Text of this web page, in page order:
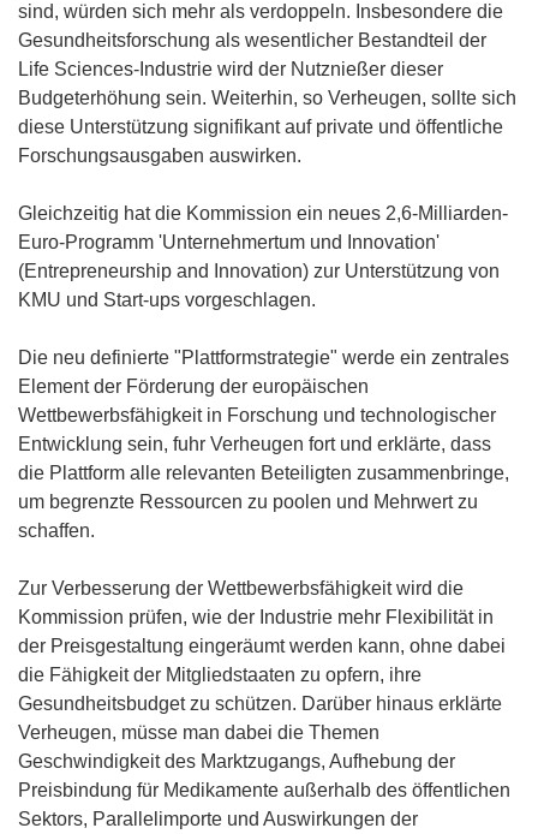
sind, würden sich mehr als verdoppeln. Insbesondere die
Gesundheitsforschung als wesentlicher Bestandteil der
Life Sciences-Industrie wird der Nutznießer dieser
Budgeterhöhung sein. Weiterhin, so Verheugen, sollte sich
diese Unterstützung signifikant auf private und öffentliche
Forschungsausgaben auswirken.
Gleichzeitig hat die Kommission ein neues 2,6-Milliarden-
Euro-Programm 'Unternehmertum und Innovation'
(Entrepreneurship and Innovation) zur Unterstützung von
KMU und Start-ups vorgeschlagen.
Die neu definierte "Plattformstrategie" werde ein zentrales
Element der Förderung der europäischen
Wettbewerbsfähigkeit in Forschung und technologischer
Entwicklung sein, fuhr Verheugen fort und erklärte, dass
die Plattform alle relevanten Beteiligten zusammenbringe,
um begrenzte Ressourcen zu poolen und Mehrwert zu
schaffen.
Zur Verbesserung der Wettbewerbsfähigkeit wird die
Kommission prüfen, wie der Industrie mehr Flexibilität in
der Preisgestaltung eingeräumt werden kann, ohne dabei
die Fähigkeit der Mitgliedstaaten zu opfern, ihre
Gesundheitsbudget zu schützen. Darüber hinaus erklärte
Verheugen, müsse man dabei die Themen
Geschwindigkeit des Marktzugangs, Aufhebung der
Preisbindung für Medikamente außerhalb des öffentlichen
Sektors, Parallelimporte und Auswirkungen der